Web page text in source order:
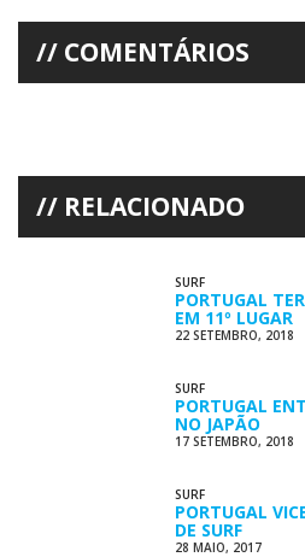
COMENTÁRIOS
RELACIONADO
SURF
PORTUGAL
EM 11º LUGAR
22 SETEMBRO, 2018
SURF
PORTUGAL
NO JAPÃO
17 SETEMBRO, 2018
SURF
PORTUGAL
DE SURF
28 MAIO, 2017